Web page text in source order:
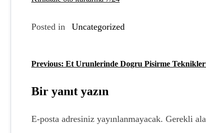
Posted in Uncategorized
Y
a
ı
Previous: Et Urunlerinde Dogru Pisirme
Bir yanıt yazın
E-posta adresiniz yayınlanmayacak. Gerekli